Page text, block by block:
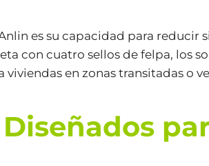
es su capacidad para
con cuatro sellos de felpa, los
en zonas transitadas o